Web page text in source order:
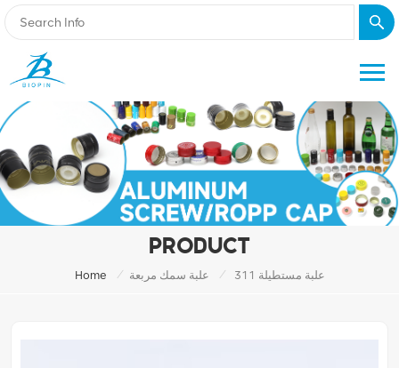
PRODUCT
Home / علبة سمك مربعة / علبة مستطيلة 311